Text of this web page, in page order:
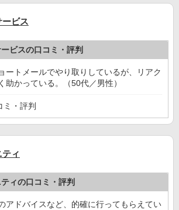
ビス
ビスの口コミ・評判
ートメールでやり取りしているが、リアク
助かっている。（50代／男性）
ミ・評判
ィ
ィの口コミ・評判
アドバイスなど、的確に行ってもらえてい